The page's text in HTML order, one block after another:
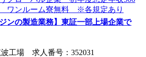
ンの製造業務】東証一部上場企業で
工場 求人番号：352031